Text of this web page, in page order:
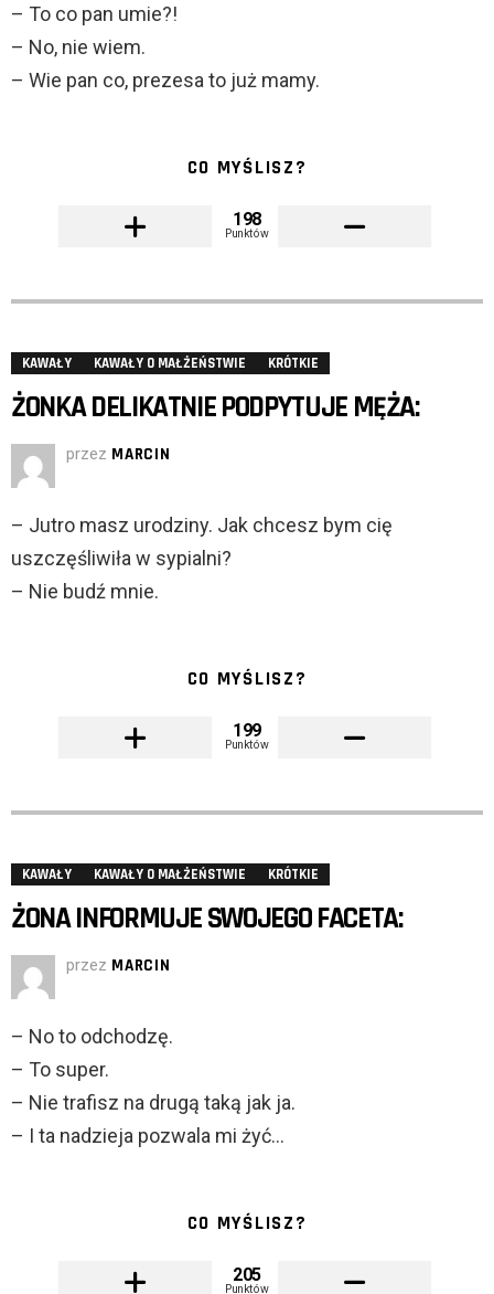
– To co pan umie?!
– No, nie wiem.
– Wie pan co, prezesa to już mamy.
CO MYŚLISZ?
198
Punktów
KAWAŁY KAWAŁY O MAŁŻEŃSTWIE KRÓTKIE
ŻONKA DELIKATNIE PODPYTUJE MĘŻA:
przez MARCIN
– Jutro masz urodziny. Jak chcesz bym cię
uszczęśliwiła w sypialni?
– Nie budź mnie.
CO MYŚLISZ?
199
Punktów
KAWAŁY KAWAŁY O MAŁŻEŃSTWIE KRÓTKIE
ŻONA INFORMUJE SWOJEGO FACETA:
przez MARCIN
– No to odchodzę.
– To super.
– Nie trafisz na drugą taką jak ja.
– I ta nadzieja pozwala mi żyć…
CO MYŚLISZ?
205
Punktów